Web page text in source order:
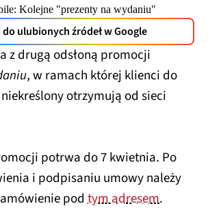
do ulubionych źródeł w Google
z drugą odsłoną promocji
, w ramach której klienci do
otrzymują od sieci
potrwa do 7 kwietnia. Po
i podpisaniu umowy należy
pod tym adresem.